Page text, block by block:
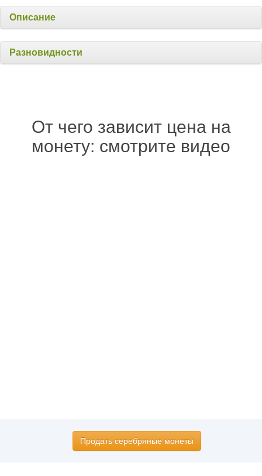
Описание
Разновидности
От чего зависит цена на
монету: смотрите видео
Продать серебряные монеты